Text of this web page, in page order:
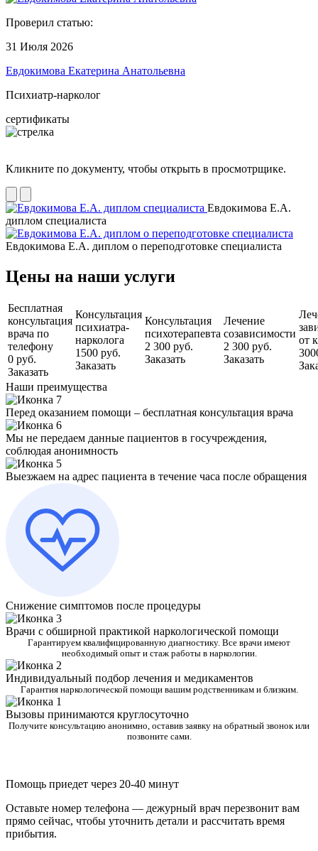
Проверил статью:
31 Июля 2026
Евдокимова Екатерина Анатольевна
Психиатр-нарколог
сертификаты
Кликните по документу, чтобы открыть в просмотрщике.
Евдокимова Е.А.
диплом специалиста
Евдокимова Е.А. диплом о переподготовке специалиста
Цены на наши услуги
Бесплатная
консультация
врача по
телефону
0 руб.
Заказать
Консультация
психиатра-
нарколога
1500 руб.
Заказать
Консультация
психотерапевта
2 300 руб.
Заказать
Лечение
созависимости
2 300 руб.
Заказать
от
Наши преимущества
Перед оказанием помощи – бесплатная консультация врача
Мы не передаем данные пациентов в госучреждения,
соблюдая анонимность
Выезжаем на адрес пациента в течение часа после обращения
Снижение симптомов после процедуры
Врачи с обширной практикой наркологической помощи
Гарантируем квалифицированную диагностику. Все врачи имеют
необходимый опыт и стаж работы в наркологии.
Индивидуальный подбор лечения и медикаментов
Гарантия наркологической помощи вашим родственникам и близким.
Вызовы принимаются круглосуточно
Получите консультацию анонимно, оставив заявку на обратный звонок или
позвоните сами.
Помощь приедет через 20-40 минут
Оставьте номер телефона — дежурный врач перезвонит вам
прямо сейчас, чтобы уточнить детали и рассчитать время
прибытия.